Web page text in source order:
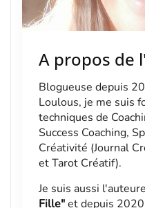
A propos de
Blogueuse depuis
Loulous, je me suis
techniques de
Success Coaching,
Créativité (Journal
et Tarot Créatif).
Je suis aussi
Fille"et depuis